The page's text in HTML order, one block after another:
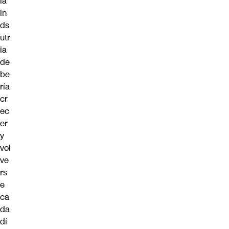
in
ds
utr
ia
de
be
ría
cr
ec
er
y
vol
ve
rs
e
ca
da
dí